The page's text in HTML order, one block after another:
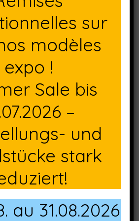
sur
modèles
expo !
Sale bis
–
und
stark
au 31.08.2026